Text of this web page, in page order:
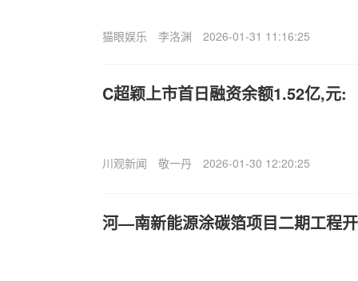
猫眼娱乐 李洛渊 2026-01-31 11:16:25
C超颖上市首日融资余额1.52亿,元:
川观新闻 敬一丹 2026-01-30 12:20:25
河—南新能源涂碳箔项目二期工程